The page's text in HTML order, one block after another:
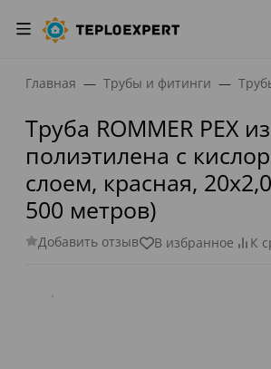
Главная Трубы и фитинги
Труба ROMMER PEX
полиэтилена с
слоем, красная,
500 метров)
Добавить отзыв В избранное К